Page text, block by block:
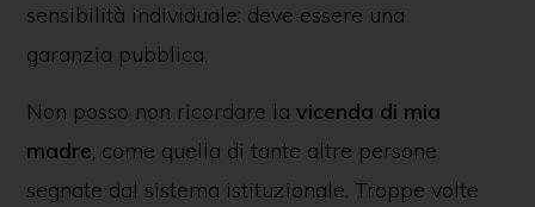
sensibilità individuale: deve essere una
garanzia pubblica.
Non posso non ricordare la vicenda di mia
madre, come quella di tante altre persone
segnate dal sistema istituzionale. Troppe volte